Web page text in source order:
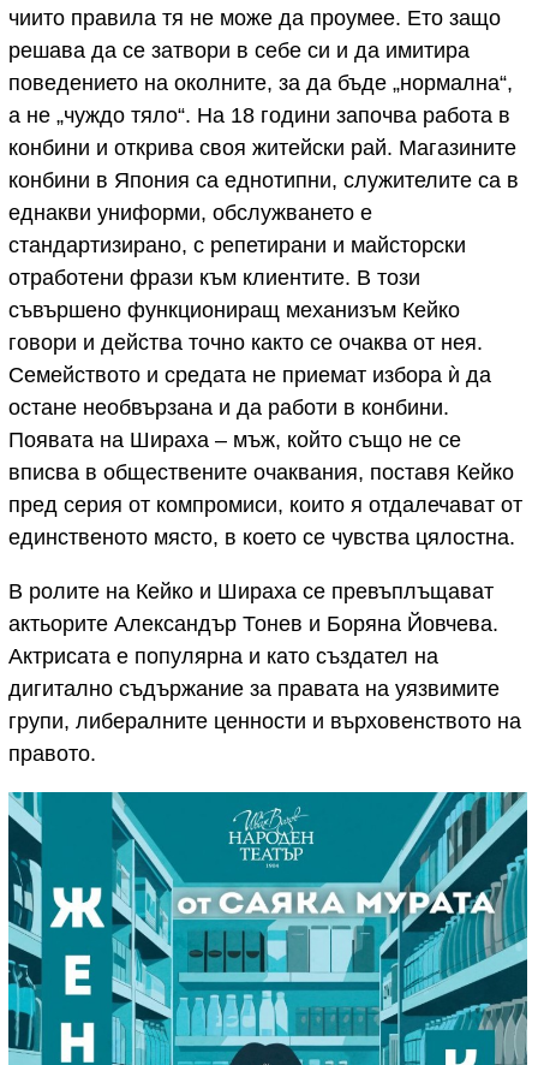
чиито правила тя не може да проумее. Ето защо
решава да се затвори в себе си и да имитира
поведението на околните, за да бъде „нормална“,
а не „чуждо тяло“. На 18 години започва работа в
конбини и открива своя житейски рай. Магазините
конбини в Япония са еднотипни, служителите са в
еднакви униформи, обслужването е
стандартизирано, с репетирани и майсторски
отработени фрази към клиентите. В този
съвършено функциониращ механизъм Кейко
говори и действа точно както се очаква от нея.
Семейството и средата не приемат избора ѝ да
остане необвързана и да работи в конбини.
Появата на Шираха – мъж, който също не се
вписва в обществените очаквания, поставя Кейко
пред серия от компромиси, които я отдалечават от
единственото място, в което се чувства цялостна.
В ролите на Кейко и Шираха се превъплъщават
актьорите Александър Тонев и Боряна Йовчева.
Актрисата е популярна и като създател на
дигитално съдържание за правата на уязвимите
групи, либералните ценности и върховенството на
правото.